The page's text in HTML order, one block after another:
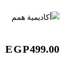
EGP499.00